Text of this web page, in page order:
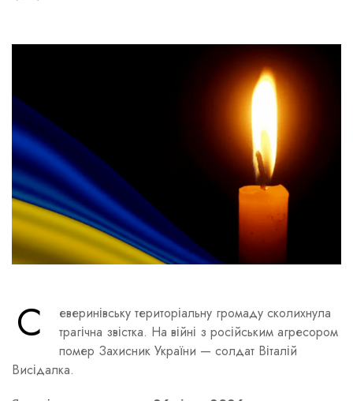
С
еверинівську територіальну громаду сколихнула
трагічна звістка. На війні з російським агресором
помер Захисник України — солдат Віталій
Висідалка.